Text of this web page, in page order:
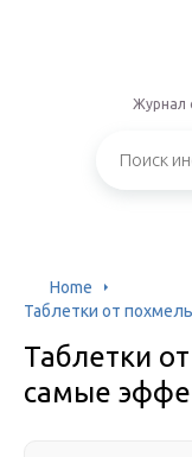
Журнал
Home
Таблетки от
Таблетки
самые